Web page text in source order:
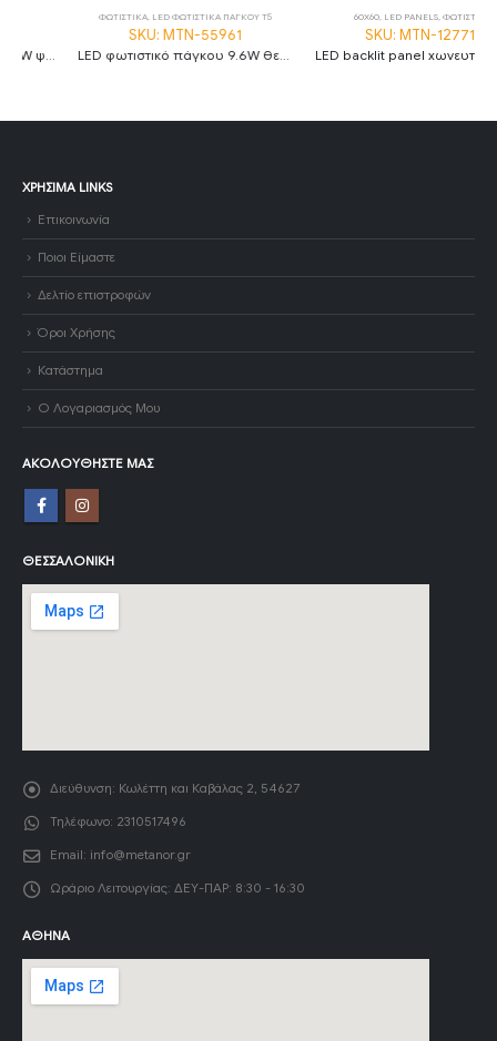
LED ΦΩΤΙΣΤΙΚΑ ΠΑΓΚΟΥ T5
SKU: MTN-55961
LED φωτιστικό πάγκου 9.6W θερμό λευκό 3000K με διακόπτη 90cm MTN-55961
LED PANELS , ΦΩΤΙΣΤΙΚΑ
SKU: MTN-127711
LED backlit panel χωνευτό 60×60 36W 6000K ψυχρό λευκό 120lm/W
ΧΡΉΣΙΜΑ LINKS
Επικοινωνία
Ποιοι Είμαστε
Δελτίο επιστροφών
Όροι Χρήσης
Κατάστημα
Ο Λογαριασμός Μου
ΑΚΟΛΟΥΘΉΣΤΕ ΜΑΣ
ΘΕΣΣΑΛΟΝΊΚΗ
Διεύθυνση: Κωλέττη και Καβάλας 2, 54627
Τηλέφωνο: 2310517496
Email: info@metanor.gr
Ωράριο Λειτουργίας: ΔΕΥ-ΠΑΡ: 8:30 - 16:30
ΑΘΉΝΑ